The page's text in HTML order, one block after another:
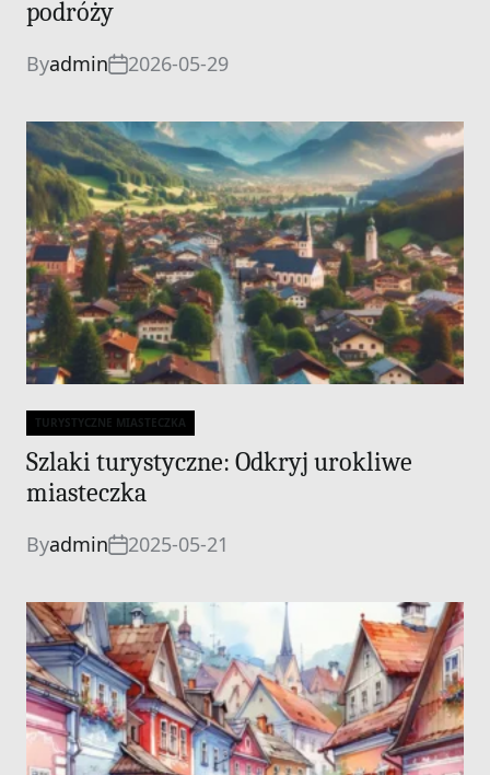
podróży
Byadmin 2026-05-29
Categories
TURYSTYCZNE MIASTECZKA
Szlaki turystyczne: Odkryj urokliwe
miasteczka
Byadmin 2025-05-21